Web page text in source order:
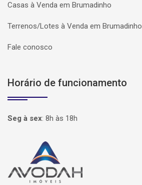
Casas à Venda em Brumadinho
Terrenos/Lotes à Venda em Brumadinho
Fale conosco
Horário de funcionamento
Seg à sex: 8h às 18h
Página inicial